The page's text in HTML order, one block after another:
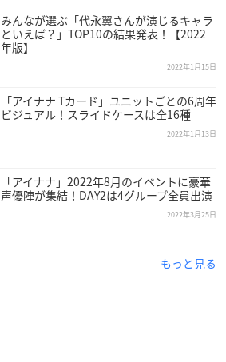
みんなが選ぶ「代永翼さんが演じるキャラ
といえば？」TOP10の結果発表！【2022
年版】
2022年1月15日
「アイナナ Tカード」ユニットごとの6周年
ビジュアル！スライドケースは全16種
2022年1月13日
「アイナナ」2022年8月のイベントに豪華
声優陣が集結！DAY2は4グループ全員出演
2022年3月25日
もっと見る